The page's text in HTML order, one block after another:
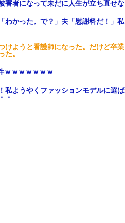
害者になって未だに人生が立ち直せ
わかった。で？」夫「慰謝料だ！」
けようと看護師になった。だけど卒
た。
ｗｗｗｗｗｗｗ
私ようやくファッションモデルに選
・